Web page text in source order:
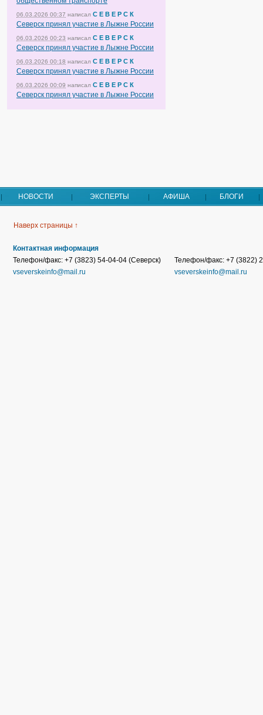
06.03.2026 00:37 написал С Е В Е Р С К
Северск принял участие в Лыжне России
06.03.2026 00:23 написал С Е В Е Р С К
Северск принял участие в Лыжне России
06.03.2026 00:18 написал С Е В Е Р С К
Северск принял участие в Лыжне России
06.03.2026 00:09 написал С Е В Е Р С К
Северск принял участие в Лыжне России
НОВОСТИ ЭКСПЕРТЫ АФИША БЛОГИ
Наверх страницы ↑
Контактная информация
Телефон/факс: +7 (3823) 54-04-04 (Северск)
vseverskeinfo@mail.ru
Телефон/факс: +7 (3822)
vseverskeinfo@mail.ru